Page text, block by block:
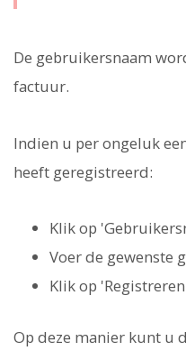
De gebruikersnaam
factuur.
Indien u per ongeluk
heeft geregistreerd:
Klik op
Voer de gewenste
Klik op
Op deze manier kunt u